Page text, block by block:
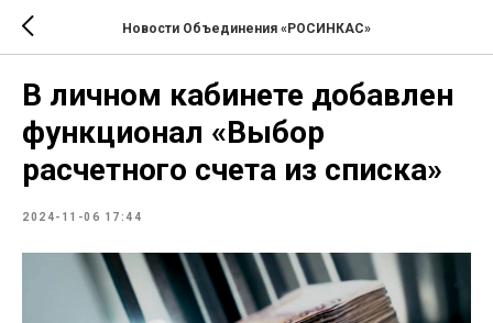
Новости Объединения «РОСИНКАС»
В личном кабинете добавлен
функционал «Выбор
расчетного счета из списка»
2024-11-06 17:44